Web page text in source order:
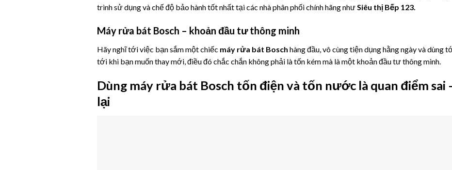
trình sử dụng và chế độ bảo hành tốt nhất tại các nhà phân phối chính hãng như Siêu thị Bếp 123.
Máy rửa bát Bosch – khoản đầu tư thông minh
Hãy nghĩ tới việc bạn sắm một chiếc máy rửa bát Bosch hàng đầu, vô cùng tiện dụng hằng ngày và dùng
tới khi bạn muốn thay mới, điều đó chắc chắn không phải là tốn kém mà là một khoản đầu tư thông minh.
Dùng máy rửa bát Bosch tốn điện và tốn nước là quan điểm sai
lại